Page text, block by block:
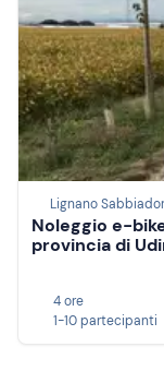
Lignano
Noleggio e-
provincia di
4 ore
1-10 partecipanti